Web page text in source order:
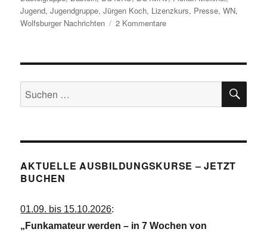
Jugend,Jugendgruppe,Jürgen Koch, Lizenzkurs, Presse,WN,
Wolfsburger Nachrichten
2 Kommentarezu
mit
Welt
Suchen
nach:
AKTUELLE AUSBILDUNGSKURSE – JETZT
BUCHEN
01.09. bis 15.10.2026:
„Funkamateur werden – in 7 Wochen von